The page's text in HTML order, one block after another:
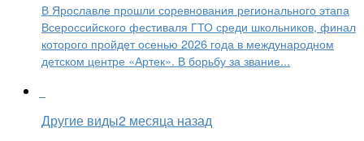
В Ярославле прошли соревнования регионального этапа
Всероссийского фестиваля ГТО среди школьников, финал
которого пройдет осенью 2026 года в международном
детском центре «Артек». В борьбу за звание...
Другие виды2 месяца назад